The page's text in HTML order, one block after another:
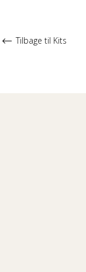
Tilbage til Kits